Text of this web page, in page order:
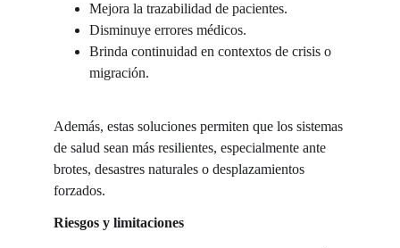
Mejora la trazabilidad de pacientes.
Disminuye errores médicos.
Brinda continuidad en contextos de crisis o
migración.
Además, estas soluciones permiten que los sistemas
de salud sean más resilientes, especialmente ante
brotes, desastres naturales o desplazamientos
forzados.
Riesgos y limitaciones